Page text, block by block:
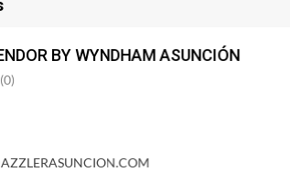
BY WYNDHAM ASUNCIÓN
(0)